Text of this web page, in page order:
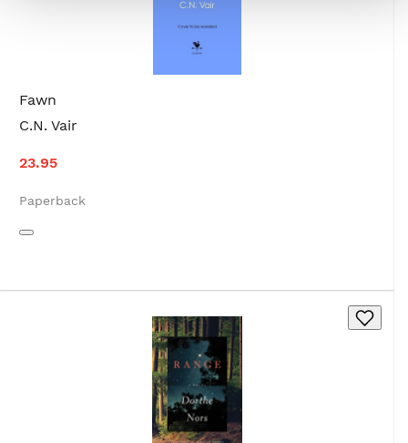
Fawn
C.N. Vair
23.95
Paperback